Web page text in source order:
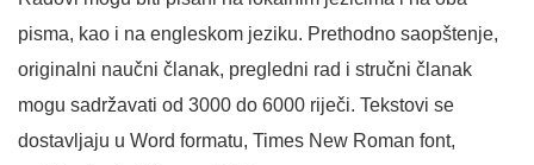
pisma, kao i na engleskom jeziku. Prethodno saopštenje,
originalni naučni članak, pregledni rad i stručni članak
mogu sadržavati od 3000 do 6000 riječi. Tekstovi se
dostavljaju u Word formatu, Times New Roman font,